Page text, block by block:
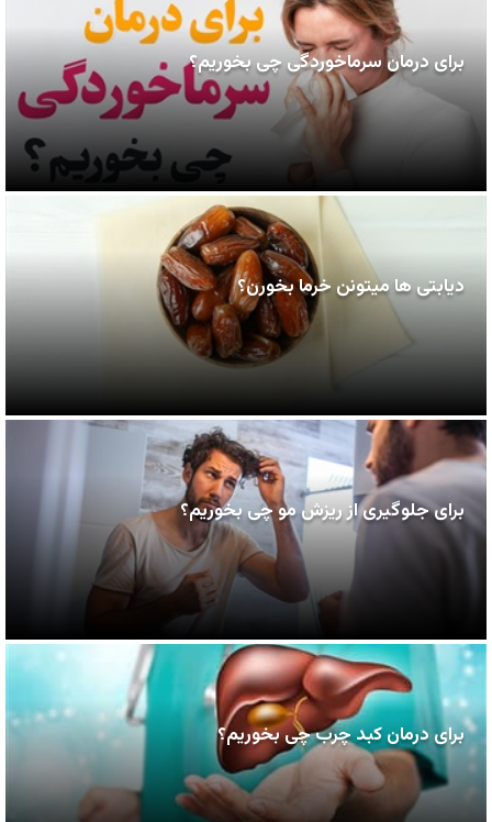
برای درمان سرماخوردگی چی بخوریم؟
دیابتی ها میتونن خرما بخورن؟
برای جلوگیری از ریزش مو چی بخوریم؟
برای درمان کبد چرب چی بخوریم؟